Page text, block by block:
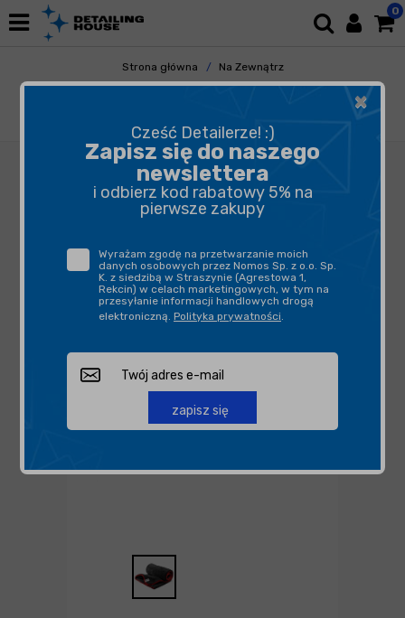
0
Strona główna
Na Zewnątrz
Mycie i Osuszanie
Ręczniki Do Osuszania
×
Cześć Detailerze! :)
Zapisz się do naszego
newslettera
i odbierz kod rabatowy 5% na
pierwsze zakupy
Wyrażam zgodę na przetwarzanie moich
danych osobowych przez Nomos Sp. z o.o. Sp.
K. z siedzibą w Straszynie (Agrestowa 1,
Rekcin) w celach marketingowych, w tym na
przesyłanie informacji handlowych drogą
elektroniczną. Polityka prywatności.
zapisz się